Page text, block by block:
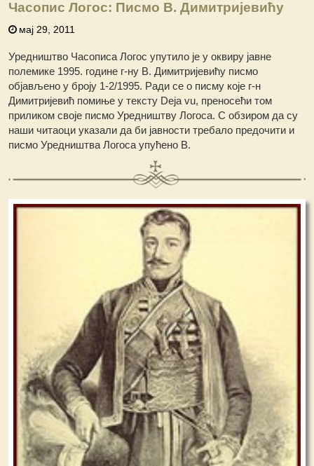
Часопис Логос: Писмо В. Димитријевићу
мај 29, 2011
Уредништво Часописа Логос упутило је у оквиру јавне
полемике 1995. године г-ну В. Димитријевићу писмо
објављено у броју 1-2/1995. Ради се о писму које г-н
Димитријевић помиње у тексту Deja vu, преносећи том
приликом своје писмо Уредништву Логоса. С обзиром да су
наши читаоци указали да би јавности требало предочити и
писмо Уредништва Логоса упућено В.